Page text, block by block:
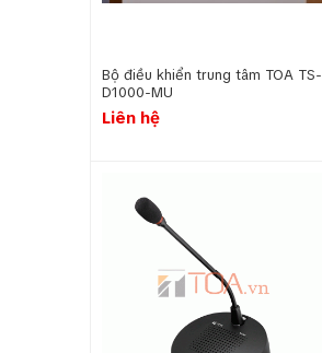
Bộ điều khiển trung tâm TOA TS-
D1000-MU
Liên hệ